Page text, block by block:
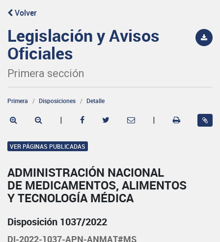
Volver
Legislación y Avisos
Oficiales
Primera sección
Primera Disposiciones Detalle
| |
VER PÁGINAS PUBLICADAS
ADMINISTRACIÓN NACIONAL
DE MEDICAMENTOS, ALIMENTOS
Y TECNOLOGÍA MÉDICA
Disposición 1037/2022
DI-2022-1037-APN-ANMAT#MS